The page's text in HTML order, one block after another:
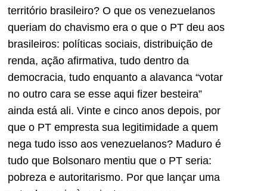
território brasileiro? O que os venezuelanos
queriam do chavismo era o que o PT deu aos
brasileiros: políticas sociais, distribuição de
renda, ação afirmativa, tudo dentro da
democracia, tudo enquanto a alavanca “votar
no outro cara se esse aqui fizer besteira”
ainda está ali. Vinte e cinco anos depois, por
que o PT empresta sua legitimidade a quem
nega tudo isso aos venezuelanos? Maduro é
tudo que Bolsonaro mentiu que o PT seria:
pobreza e autoritarismo. Por que lançar uma